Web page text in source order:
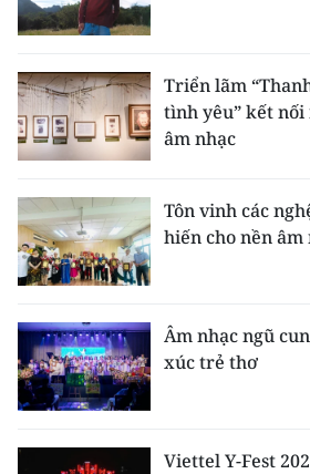
Đồng bằng sông Cửu Long
Chuyên trang Hà Nội
Chuyên trang TP. Hồ Chí Minh
CÁC CHUYÊN TRANG
THỜI NAY
NHÂN DÂN CUỐI TUẦN
NHÂN DÂN HẰNG THÁNG
Triển lãm
tình yêu” kết
âm nhạc
Tôn vinh các
hiến cho nền
Âm nhạc ngũ
xúc trẻ thơ
Viettel Y-Fest